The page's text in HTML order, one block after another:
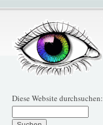
Diese Website durchsuchen: